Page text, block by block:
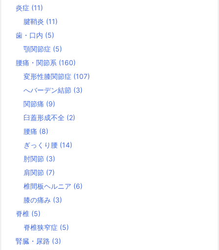
炎症 (11)
腱鞘炎 (11)
歯・口内 (5)
顎関節症 (5)
腰痛・関節系 (160)
変形性膝関節症 (107)
へバーデン結節 (3)
関節痛 (9)
臼蓋形成不全 (2)
腰痛 (8)
ぎっくり腰 (14)
肘関節 (3)
肩関節 (7)
椎間板ヘルニア (6)
膝の痛み (3)
脊椎 (5)
脊椎狭窄症 (5)
腎臓・尿路 (3)